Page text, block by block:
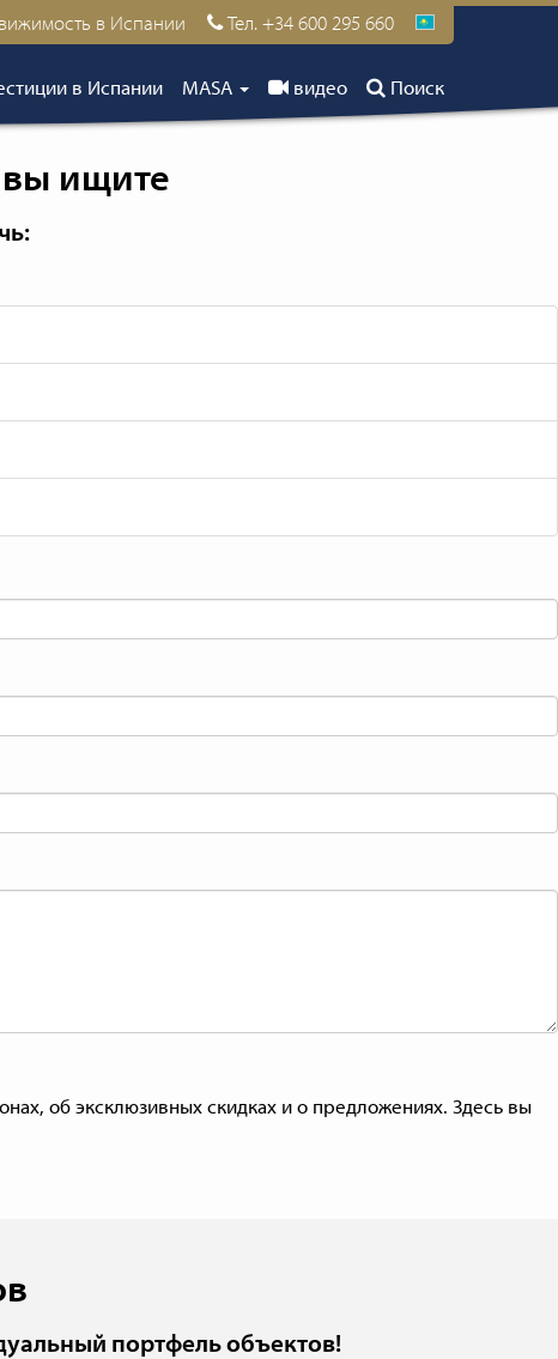
в Испании Тел. +34 600 295 660
в Испании MASA видео Поиск
ищите
об эксклюзивных скидках и о предложениях. Здесь вы
портфель объектов!